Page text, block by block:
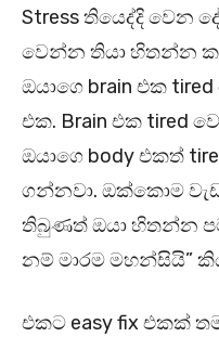
Stress තියෙද්දි වෙන
වෙන්න තියා හිතන්න
ඔයාගෙ brain එක
එක. Brain එක tired
ඔයාගෙ body එකත්
ගන්නවා. ඔක්කොම
තිබුණත් ඔයා හිතන්න
නම් මාරම මහන්සියි”
එකට easy fix එකක්